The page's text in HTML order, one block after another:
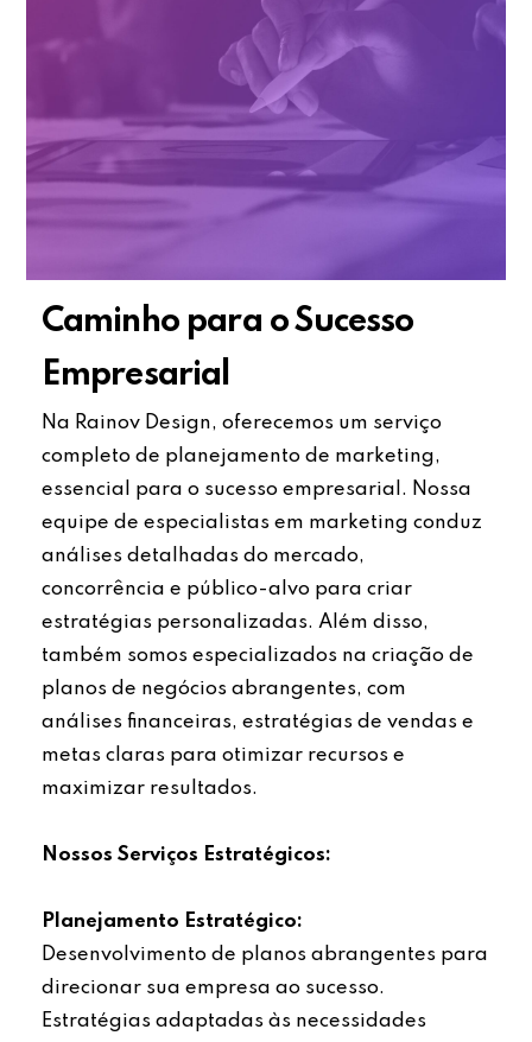
Caminho para o Sucesso
Empresarial
Na Rainov Design, oferecemos um serviço
completo de planejamento de marketing,
essencial para o sucesso empresarial. Nossa
equipe de especialistas em marketing conduz
análises detalhadas do mercado,
concorrência e público-alvo para criar
estratégias personalizadas. Além disso,
também somos especializados na criação de
planos de negócios abrangentes, com
análises financeiras, estratégias de vendas e
metas claras para otimizar recursos e
maximizar resultados.
Nossos Serviços Estratégicos:
Planejamento Estratégico:
Desenvolvimento de planos abrangentes para
direcionar sua empresa ao sucesso.
Estratégias adaptadas às necessidades